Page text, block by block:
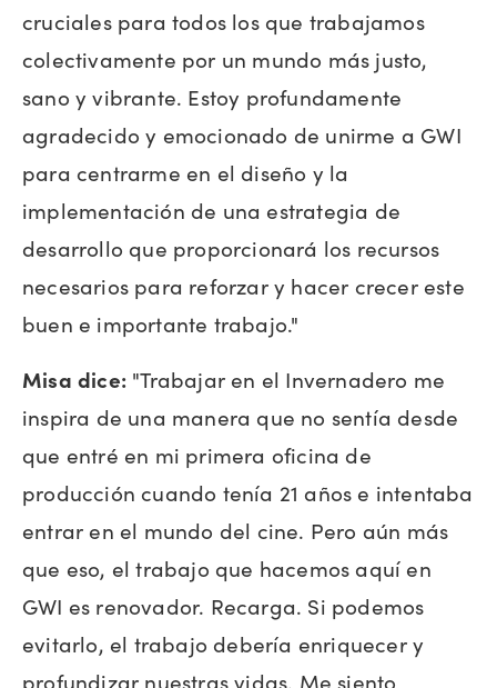
cruciales para todos los que trabajamos
colectivamente por un mundo más justo,
sano y vibrante. Estoy profundamente
agradecido y emocionado de unirme a GWI
para centrarme en el diseño y la
implementación de una estrategia de
desarrollo que proporcionará los recursos
necesarios para reforzar y hacer crecer este
buen e importante trabajo."
Misa dice: "Trabajar en el Invernadero me
inspira de una manera que no sentía desde
que entré en mi primera oficina de
producción cuando tenía 21 años e intentaba
entrar en el mundo del cine. Pero aún más
que eso, el trabajo que hacemos aquí en
GWI es renovador. Recarga. Si podemos
evitarlo, el trabajo debería enriquecer y
profundizar nuestras vidas. Me siento